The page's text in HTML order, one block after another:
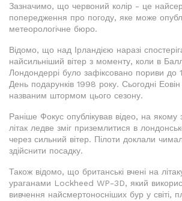
Зазначимо, що червоний колір - це
попередження про погоду, яке може
метеорологічне бюро.
Відомо, що над Ірландією наразі
найсильніший вітер з моменту, коли в
Лондондеррі було зафіксовано пориви до
День подарунків 1998 року. Сьогодні
названим штормом цього сезону.
Раніше Фокус опублікував відео, на якому
літак ледве зміг приземлитися в
через сильний вітер. Пілоти доклали
здійснити посадку.
Також відомо, що британські вчені на
ураганами Lockheed WP-3D, який
вивчення найсмертоносніших бур у світі,